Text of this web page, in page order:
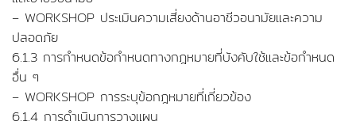
– WORKSHOP ประเมินความเสี่ยงด้านอาชีวอนามัยและความ
ปลอดภัย
6.1.3 การกำหนดข้อกำหนดทางกฎหมายที่บังคับใช้และข้อกำหนด
อื่น ๆ
– WORKSHOP การระบุข้อกฎหมายที่เกี่ยวข้อง
6.1.4 การดำเนินการวางแผน